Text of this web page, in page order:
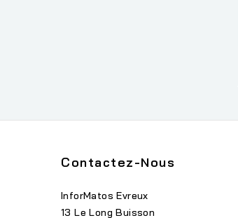
Contactez-Nous
InforMatos Evreux
13 Le Long Buisson